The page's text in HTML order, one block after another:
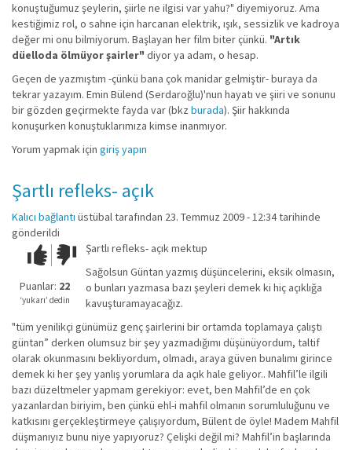
konuştuğumuz şeylerin, şiirle ne ilgisi var yahu?" diyemiyoruz. Ama
kestiğimiz rol, o sahne için harcanan elektrik, ışık, sessizlik ve kadroya
değer mi onu bilmiyorum. Başlayan her film biter çünkü. "Artık
düelloda ölmüyor şairler" diyor ya adam, o hesap.
Geçen de yazmıştım -çünkü bana çok manidar gelmiştir- buraya da
tekrar yazayım. Emin Bülend (Serdaroğlu)'nun hayatı ve şiiri ve sonunu
bir gözden geçirmekte fayda var (bkz burada). Şiir hakkında
konuşurken konuştuklarımıza kimse inanmıyor.
Yorum yapmak için giriş yapın
Şartlı refleks- açık
Kalıcı bağlantı üstübaltarafından 23. Temmuz 2009 - 12:34 tarihinde
gönderildi
Çok iyi!O
kadar
iyi
değil!
Puanlar: 22
‘yukarı’ dedin
Şartlı refleks- açık mektup
Sağolsun Güntan yazmış düşüncelerini, eksik olmasın,
o bunları yazmasa bazı şeyleri demek ki hiç açıklığa
kavuşturamayacağız.
"tüm yenilikçi günümüz genç şairlerini bir ortamda toplamaya çalıştı
güntan” derken olumsuz bir şey yazmadığımı düşünüyordum, taltif
olarak okunmasını bekliyordum, olmadı, araya güven bunalımı girince
demek ki her şey yanlış yorumlara da açık hale geliyor.. Mahfil’le ilgili
bazı düzeltmeler yapmam gerekiyor: evet, ben Mahfil’de en çok
yazanlardan biriyim, ben çünkü ehl-i mahfil olmanın sorumluluğunu ve
katkısını gerçekleştirmeye çalışıyordum, Bülent de öyle! Madem Mahfil
düşmanıyız bunu niye yapıyoruz? Çelişki değil mi? Mahfil’in başlarında